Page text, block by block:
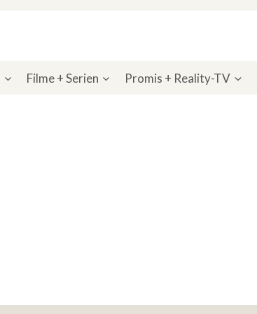
Filme + Serien Promis + Reality-TV